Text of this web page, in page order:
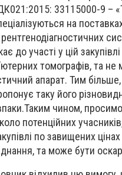
33115000-9 –
на
до участі у цій
томографів, та
апарат. Тим
таку його
чином,
потенційних
по завищених
та може бути